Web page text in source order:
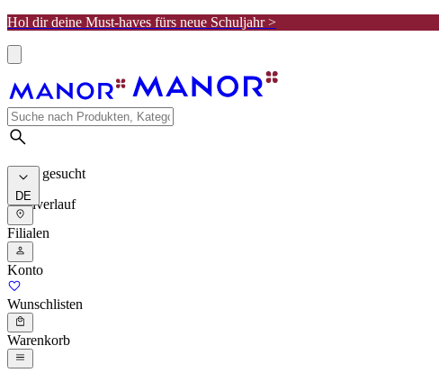
Hol dir deine Must-haves fürs neue Schuljahr >
Meist gesucht
Suchverlauf
DE
Filialen
Konto
Wunschlisten
Warenkorb